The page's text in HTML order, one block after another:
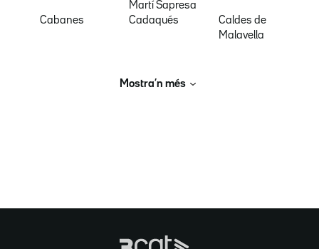
Martí Sapresa
Cabanes Cadaqués
Caldes de
Malavella
Mostra’n més